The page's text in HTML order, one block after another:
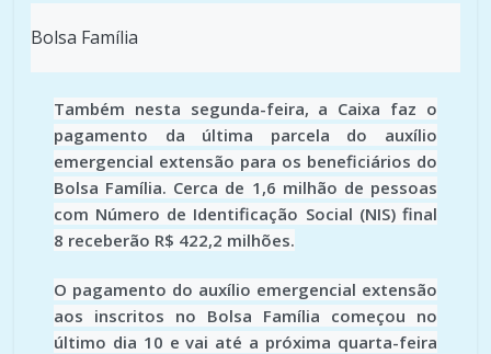
Bolsa Família
Também nesta segunda-feira, a Caixa faz o
pagamento da última parcela do auxílio
emergencial extensão para os beneficiários do
Bolsa Família. Cerca de 1,6 milhão de pessoas
com Número de Identificação Social (NIS) final
8 receberão R$ 422,2 milhões.
O pagamento do auxílio emergencial extensão
aos inscritos no Bolsa Família começou no
último dia 10 e vai até a próxima quarta-feira